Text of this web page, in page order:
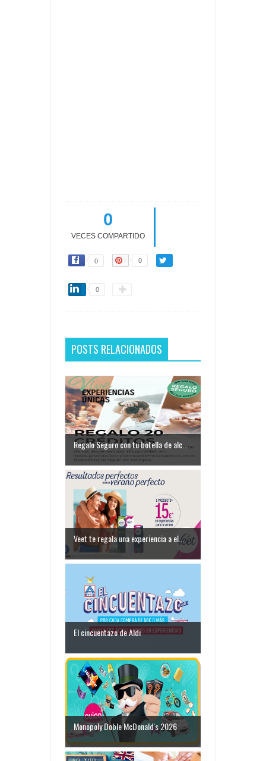
0
VECES COMPARTIDO
0 0
0
POSTS RELACIONADOS
Regalo Seguro con tu botella de alc...
Veet te regala una experiencia a el...
El cincuentazo de Aldi
Monopoly Doble McDonald's 2026